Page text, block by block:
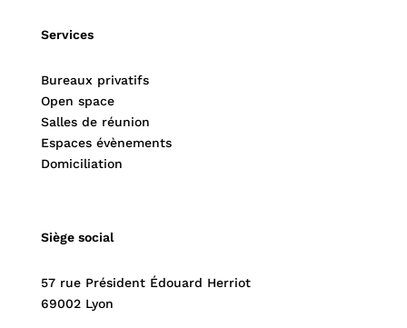
Services
Bureaux privatifs
Open space
Salles de réunion
Espaces évènements
Domiciliation
Siège social
57 rue Président Édouard Herriot
69002 Lyon